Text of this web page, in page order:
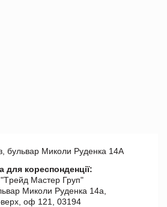
бульвар Миколи Руденка 14А
для кореспонденції:
Мастер Груп"
Миколи Руденка 14а,
оф 121, 03194